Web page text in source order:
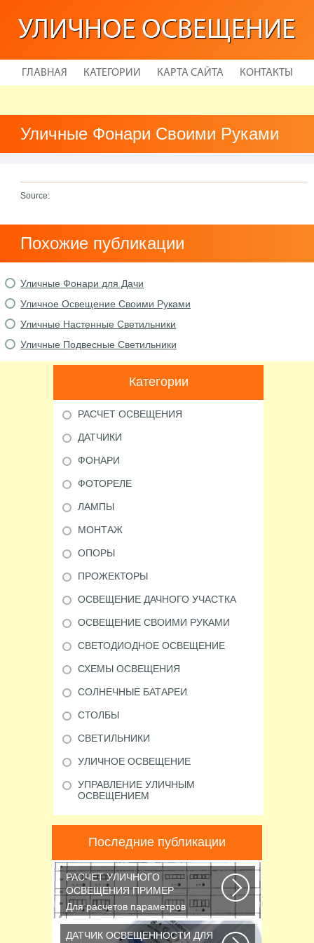
УЛИЧНОЕ ОСВЕЩЕНИЕ
ГЛАВНАЯ КАТЕГОРИИ КАРТА САЙТА КОНТАКТЫ
Уличные Фонари Своими Руками
Source:
Похожие публикации
Уличные Фонари для Дачи
Уличное Освещение Своими Руками
Уличные Настенные Светильники
Уличные Подвесные Светильники
Категории
РАСЧЕТ ОСВЕЩЕНИЯ
ДАТЧИКИ
ФОНАРИ
ФОТОРЕЛЕ
ЛАМПЫ
МОНТАЖ
ОПОРЫ
ПРОЖЕКТОРЫ
ОСВЕЩЕНИЕ ДАЧНОГО УЧАСТКА
ОСВЕЩЕНИЕ СВОИМИ РУКАМИ
СВЕТОДИОДНОЕ ОСВЕЩЕНИЕ
СХЕМЫ ОСВЕЩЕНИЯ
СОЛНЕЧНЫЕ БАТАРЕИ
СТОЛБЫ
СВЕТИЛЬНИКИ
УЛИЧНОЕ ОСВЕЩЕНИЕ
УПРАВЛЕНИЕ УЛИЧНЫМ
ОСВЕЩЕНИЕМ
Последние публикации
РАСЧЕТ УЛИЧНОГО
ОСВЕЩЕНИЯ ПРИМЕР
Для расчетов параметров
наружного освещения
применяется
ДАТЧИК ОСВЕЩЕННОСТИ ДЛЯ